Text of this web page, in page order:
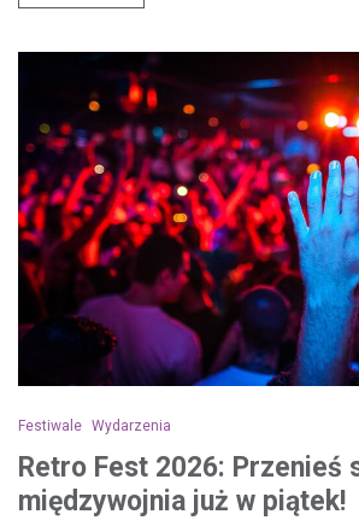
Festiwale Wydarzenia
Retro Fest 2026: Przenieś
międzywojnia już w piątek!